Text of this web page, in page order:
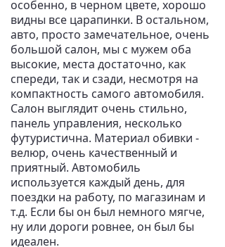
особенно, в черном цвете, хорошо
видны все царапинки. В остальном,
авто, просто замечательное, очень
большой салон, мы с мужем оба
высокие, места достаточно, как
спереди, так и сзади, несмотря на
компактность самого автомобиля.
Салон выглядит очень стильно,
панель управления, несколько
футуристична. Материал обивки -
велюр, очень качественный и
приятный. Автомобиль
используется каждый день, для
поездки на работу, по магазинам и
т.д. Если бы он был немного мягче,
ну или дороги ровнее, он был бы
идеален.